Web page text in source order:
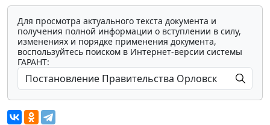
Для просмотра актуального текста документа и
получения полной информации о вступлении в силу,
изменениях и порядке применения документа,
воспользуйтесь поиском в Интернет-версии системы
ГАРАНТ: